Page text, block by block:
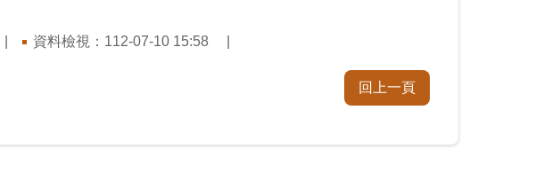
資料檢視：112-07-10 15:58
回上一頁